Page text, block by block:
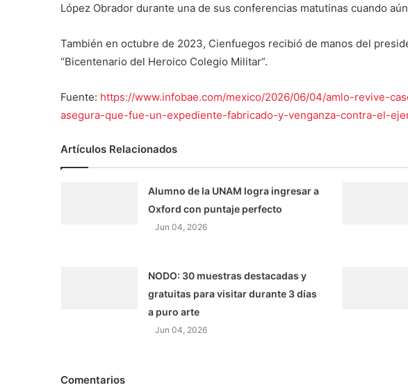
López Obrador durante una de sus conferencias matutinas cuando
También en octubre de 2023, Cienfuegos recibió de manos del
“Bicentenario del Heroico Colegio Militar”.
Fuente: https://www.infobae.com/mexico/2026/06/04/amlo-revive-
asegura-que-fue-un-expediente-fabricado-y-venganza-contra-el-
Artículos Relacionados
Alumno de la UNAM logra ingresar a
Oxford con puntaje perfecto
Jun 04, 2026
NODO: 30 muestras destacadas y
gratuitas para visitar durante 3 días
a puro arte
Jun 04, 2026
Comentarios